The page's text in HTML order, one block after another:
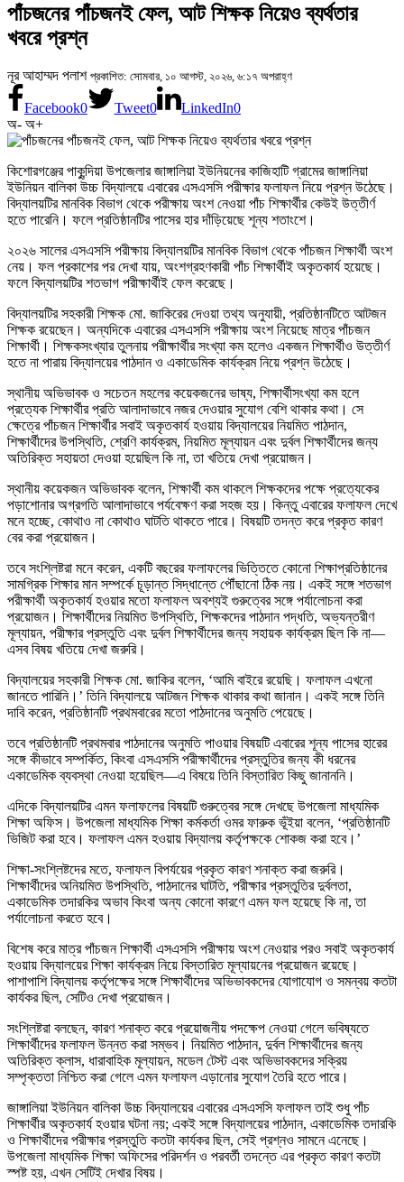
পাঁচজনের পাঁচজনই ফেল, আট শিক্ষক নিয়েও ব্যর্থতার
খবরে প্রশ্ন
নূর আহাম্মদ পলাশ প্রকাশিত: সোমবার, ১০ আগস্ট, ২০২৬, ৬:১৭ অপরাহ্ণ
Facebook0 Tweet0 LinkedIn0
অ- অ+
কিশোরগঞ্জের পাকুন্দিয়া উপজেলার জাঙ্গালিয়া ইউনিয়নের কাজিহাটি গ্রামের জাঙ্গালিয়া
ইউনিয়ন বালিকা উচ্চ বিদ্যালয়ে এবারের এসএসসি পরীক্ষার ফলাফল নিয়ে প্রশ্ন উঠেছে।
বিদ্যালয়টির মানবিক বিভাগ থেকে পরীক্ষায় অংশ নেওয়া পাঁচ শিক্ষার্থীর কেউই উত্তীর্ণ
হতে পারেনি। ফলে প্রতিষ্ঠানটির পাসের হার দাঁড়িয়েছে শূন্য শতাংশে।
২০২৬ সালের এসএসসি পরীক্ষায় বিদ্যালয়টির মানবিক বিভাগ থেকে পাঁচজন শিক্ষার্থী অংশ
নেয়। ফল প্রকাশের পর দেখা যায়, অংশগ্রহণকারী পাঁচ শিক্ষার্থীই অকৃতকার্য হয়েছে।
ফলে বিদ্যালয়টির শতভাগ পরীক্ষার্থীই ফেল করেছে।
বিদ্যালয়টির সহকারী শিক্ষক মো. জাকিরের দেওয়া তথ্য অনুযায়ী, প্রতিষ্ঠানটিতে আটজন
শিক্ষক রয়েছেন। অন্যদিকে এবারের এসএসসি পরীক্ষায় অংশ নিয়েছে মাত্র পাঁচজন
শিক্ষার্থী। শিক্ষকসংখ্যার তুলনায় পরীক্ষার্থীর সংখ্যা কম হলেও একজন শিক্ষার্থীও উত্তীর্ণ
হতে না পারায় বিদ্যালয়ের পাঠদান ও একাডেমিক কার্যক্রম নিয়ে প্রশ্ন উঠেছে।
স্থানীয় অভিভাবক ও সচেতন মহলের কয়েকজনের ভাষ্য, শিক্ষার্থীসংখ্যা কম হলে
প্রত্যেক শিক্ষার্থীর প্রতি আলাদাভাবে নজর দেওয়ার সুযোগ বেশি থাকার কথা। সে
ক্ষেত্রে পাঁচজন শিক্ষার্থীর সবাই অকৃতকার্য হওয়ায় বিদ্যালয়ের নিয়মিত পাঠদান,
শিক্ষার্থীদের উপস্থিতি, শ্রেণি কার্যক্রম, নিয়মিত মূল্যায়ন এবং দুর্বল শিক্ষার্থীদের জন্য
অতিরিক্ত সহায়তা দেওয়া হয়েছিল কি না, তা খতিয়ে দেখা প্রয়োজন।
স্থানীয় কয়েকজন অভিভাবক বলেন, শিক্ষার্থী কম থাকলে শিক্ষকদের পক্ষে প্রত্যেকের
পড়াশোনার অগ্রগতি আলাদাভাবে পর্যবেক্ষণ করা সহজ হয়। কিন্তু এবারের ফলাফল দেখে
মনে হচ্ছে, কোথাও না কোথাও ঘাটতি থাকতে পারে। বিষয়টি তদন্ত করে প্রকৃত কারণ
বের করা প্রয়োজন।
তবে সংশ্লিষ্টরা মনে করেন, একটি বছরের ফলাফলের ভিত্তিতে কোনো শিক্ষাপ্রতিষ্ঠানের
সামগ্রিক শিক্ষার মান সম্পর্কে চূড়ান্ত সিদ্ধান্তে পৌঁছানো ঠিক নয়। একই সঙ্গে শতভাগ
পরীক্ষার্থী অকৃতকার্য হওয়ার মতো ফলাফল অবশ্যই গুরুত্বের সঙ্গে পর্যালোচনা করা
প্রয়োজন। শিক্ষার্থীদের নিয়মিত উপস্থিতি, শিক্ষকদের পাঠদান পদ্ধতি, অভ্যন্তরীণ
মূল্যায়ন, পরীক্ষার প্রস্তুতি এবং দুর্বল শিক্ষার্থীদের জন্য সহায়ক কার্যক্রম ছিল কি না—
এসব বিষয় খতিয়ে দেখা জরুরি।
বিদ্যালয়ের সহকারী শিক্ষক মো. জাকির বলেন, ‘আমি বাইরে রয়েছি। ফলাফল এখনো
জানতে পারিনি।’ তিনি বিদ্যালয়ে আটজন শিক্ষক থাকার কথা জানান। একই সঙ্গে তিনি
দাবি করেন, প্রতিষ্ঠানটি প্রথমবারের মতো পাঠদানের অনুমতি পেয়েছে।
তবে প্রতিষ্ঠানটি প্রথমবার পাঠদানের অনুমতি পাওয়ার বিষয়টি এবারের শূন্য পাসের হারের
সঙ্গে কীভাবে সম্পর্কিত, কিংবা এসএসসি পরীক্ষার্থীদের প্রস্তুতির জন্য কী ধরনের
একাডেমিক ব্যবস্থা নেওয়া হয়েছিল—এ বিষয়ে তিনি বিস্তারিত কিছু জানাননি।
এদিকে বিদ্যালয়টির এমন ফলাফলের বিষয়টি গুরুত্বের সঙ্গে দেখছে উপজেলা মাধ্যমিক
শিক্ষা অফিস। উপজেলা মাধ্যমিক শিক্ষা কর্মকর্তা ওমর ফারুক ভূঁইয়া বলেন, ‘প্রতিষ্ঠানটি
ভিজিট করা হবে। ফলাফল এমন হওয়ায় বিদ্যালয় কর্তৃপক্ষকে শোকজ করা হবে।’
শিক্ষা-সংশ্লিষ্টদের মতে, ফলাফল বিপর্যয়ের প্রকৃত কারণ শনাক্ত করা জরুরি।
শিক্ষার্থীদের অনিয়মিত উপস্থিতি, পাঠদানের ঘাটতি, পরীক্ষার প্রস্তুতির দুর্বলতা,
একাডেমিক তদারকির অভাব কিংবা অন্য কোনো কারণে এমন ফল হয়েছে কি না, তা
পর্যালোচনা করতে হবে।
বিশেষ করে মাত্র পাঁচজন শিক্ষার্থী এসএসসি পরীক্ষায় অংশ নেওয়ার পরও সবাই অকৃতকার্য
হওয়ায় বিদ্যালয়ের শিক্ষা কার্যক্রম নিয়ে বিস্তারিত মূল্যায়নের প্রয়োজন রয়েছে।
পাশাপাশি বিদ্যালয় কর্তৃপক্ষের সঙ্গে শিক্ষার্থীদের অভিভাবকদের যোগাযোগ ও সমন্বয় কতটা
কার্যকর ছিল, সেটিও দেখা প্রয়োজন।
সংশ্লিষ্টরা বলছেন, কারণ শনাক্ত করে প্রয়োজনীয় পদক্ষেপ নেওয়া গেলে ভবিষ্যতে
শিক্ষার্থীদের ফলাফল উন্নত করা সম্ভব। নিয়মিত পাঠদান, দুর্বল শিক্ষার্থীদের জন্য
অতিরিক্ত ক্লাস, ধারাবাহিক মূল্যায়ন, মডেল টেস্ট এবং অভিভাবকদের সক্রিয়
সম্পৃক্ততা নিশ্চিত করা গেলে এমন ফলাফল এড়ানোর সুযোগ তৈরি হতে পারে।
জাঙ্গালিয়া ইউনিয়ন বালিকা উচ্চ বিদ্যালয়ের এবারের এসএসসি ফলাফল তাই শুধু পাঁচ
শিক্ষার্থীর অকৃতকার্য হওয়ার ঘটনা নয়; একই সঙ্গে বিদ্যালয়ের পাঠদান, একাডেমিক তদারকি
ও শিক্ষার্থীদের পরীক্ষার প্রস্তুতি কতটা কার্যকর ছিল, সেই প্রশ্নও সামনে এনেছে।
উপজেলা মাধ্যমিক শিক্ষা অফিসের পরিদর্শন ও পরবর্তী তদন্তে এর প্রকৃত কারণ কতটা
স্পষ্ট হয়, এখন সেটিই দেখার বিষয়।